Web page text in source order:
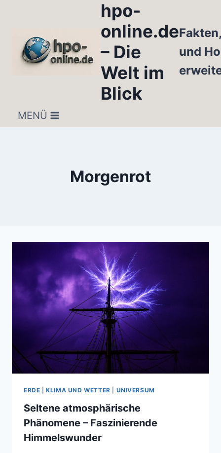
hpo-
online.de
– Die
Welt im
Blick
und
MENÜ
Morgenrot
ERDE |KLIMA UND WETTER UNIVERSUM
Seltene atmosphärische
Phänomene – Faszinierende
Himmelswunder